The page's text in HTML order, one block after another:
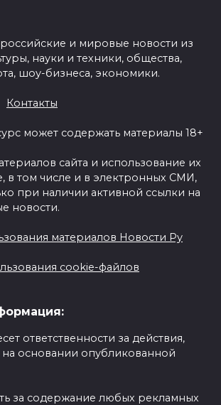
и мировые новости из
науки и техники, общества,
шоу-бизнеса, экономики.
Контакты
может содержать материалы 18+
сайта и использование их
в том числе и в электронных СМИ,
при наличии активной ссылки на
новости.
материалов Новости Ру
cookie-файлов
ответственности за действия,
основании опубликованной
за содержание любых рекламных